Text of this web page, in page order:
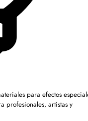
para efectos
profesionales, artistas y